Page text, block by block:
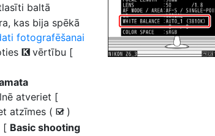
baltā
kas bija spēkā
fotografēšanai
K vērtību [
atveriet [
atzīmes ( M )
[ Basic shooting